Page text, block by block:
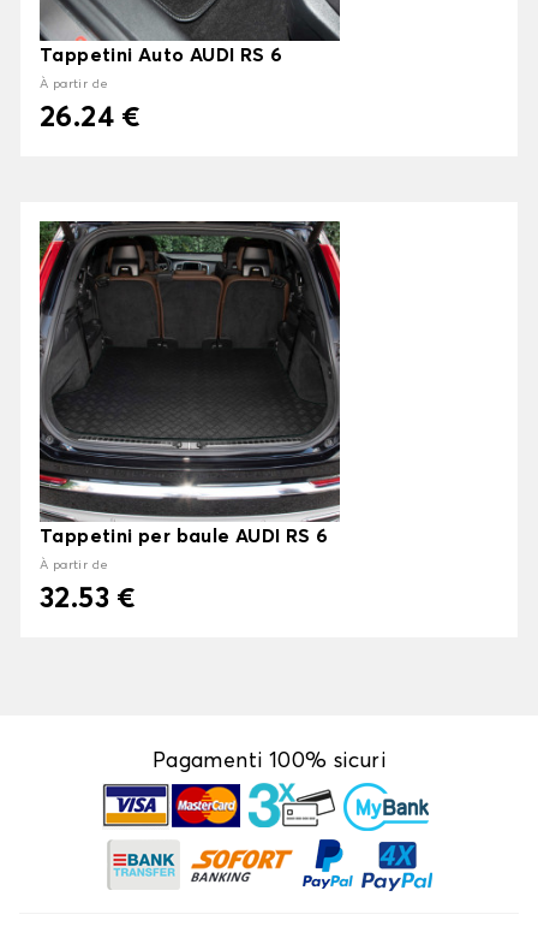
Tappetini Auto AUDI RS 6
À partir de
26.24 €
Tappetini per baule AUDI RS 6
À partir de
32.53 €
Pagamenti 100% sicuri